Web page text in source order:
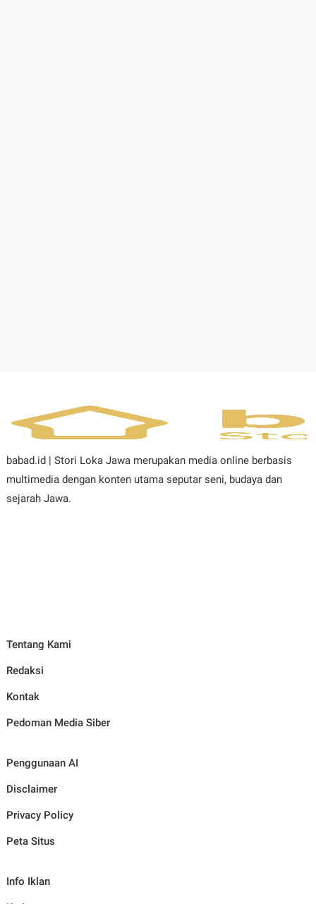
babad.id | Stori Loka Jawa merupakan media online berbasis
multimedia dengan konten utama seputar seni, budaya dan
sejarah Jawa.
Tentang Kami
Redaksi
Kontak
Pedoman Media Siber
Penggunaan AI
Disclaimer
Privacy Policy
Peta Situs
Info Iklan